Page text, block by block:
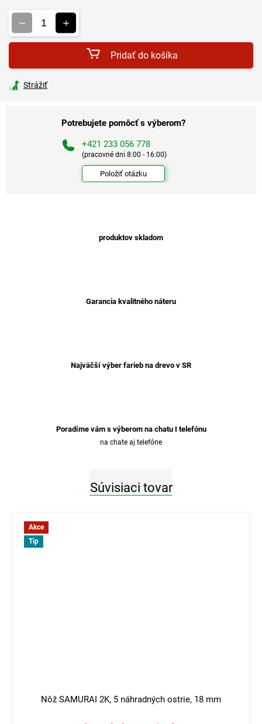
Pridať do košíka
Strážiť
Potrebujete pomôcť s výberom?
+421 233 056 778
(pracovné dni 8:00 - 16:00)
Položiť otázku
produktov skladom
Garancia kvalitného náteru
Najväčší výber farieb na drevo v SR
Poradíme vám s výberom na chatu I telefónu
na chate aj telefóne
Súvisiaci tovar
Akce
Tip
Nôž SAMURAI 2K, 5 náhradných ostrie, 18 mm